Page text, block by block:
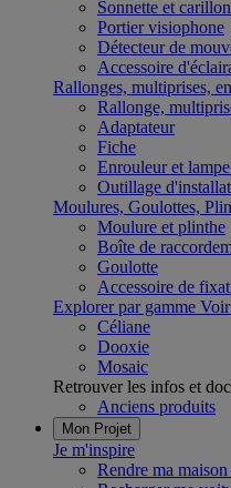
Sonnette et carillon
Portier visiophone
Détecteur de
Accessoire
Rallonges, multiprises,
Rallonge,
Adaptateur
Fiche
Enrouleur et
Outillage
Moulures, Goulottes,
Moulure et plinthe
Boîte de
Goulotte
Accessoire de
Explorer par gamme
Céliane
Dooxie
Mosaic
Retrouver les infos et
Anciens produits
Mon Projet
Je m'inspire
Rendre ma